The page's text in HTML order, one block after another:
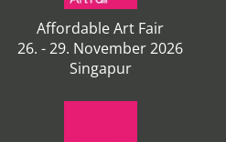
Affordable Art Fair
26. - 29. November 2026
Singapur